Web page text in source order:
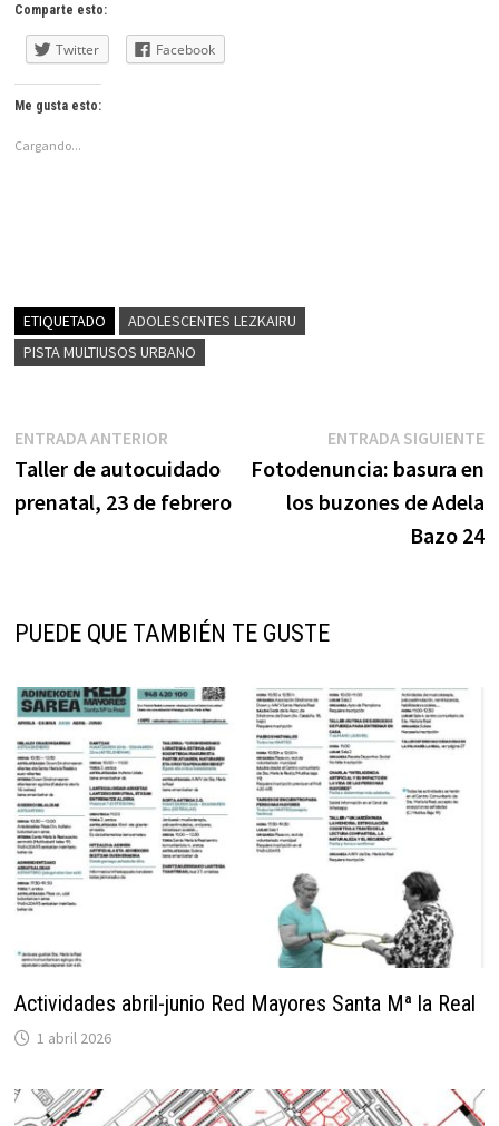
Comparte esto:
Twitter Facebook
Me gusta esto:
Cargando...
ETIQUETADO
ADOLESCENTES LEZKAIRU
PISTA MULTIUSOS URBANO
Navegación
de
entradas
ENTRADA ANTERIOREntrada
anterior:
Taller de autocuidado
prenatal, 23 de febrero
ENTRADA SIGUIENTE
Fotodenuncia: basura en
los buzones de Adela
Bazo 24
PUEDE QUE TAMBIÉN TE GUSTE
Actividades abril-junio Red Mayores Santa Mª la Real
1 abril 2026